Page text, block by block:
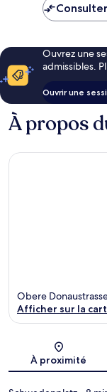
Ouvrez une
admissibles.
Ouvrir une
À propos
Obere
Afficher sur la
À proximité